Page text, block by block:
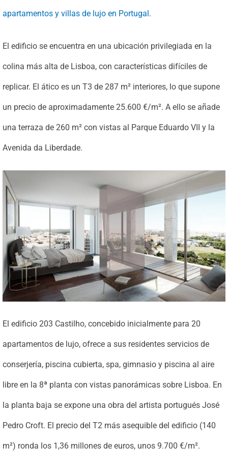
apartamentos y villas de lujo en Portugal.
El edificio se encuentra en una ubicación privilegiada en la
colina más alta de Lisboa, con características difíciles de
replicar. El ático es un T3 de 287 m² interiores, lo que supone
un precio de aproximadamente 25.600 €/m². A ello se añade
una terraza de 260 m² con vistas al Parque Eduardo VII y la
Avenida da Liberdade.
El edificio 203 Castilho, concebido inicialmente para 20
apartamentos de lujo, ofrece a sus residentes servicios de
conserjería, piscina cubierta, spa, gimnasio y piscina al aire
libre en la 8ª planta con vistas panorámicas sobre Lisboa. En
la planta baja se expone una obra del artista portugués José
Pedro Croft. El precio del T2 más asequible del edificio (140
m²) ronda los 1,36 millones de euros, unos 9.700 €/m².